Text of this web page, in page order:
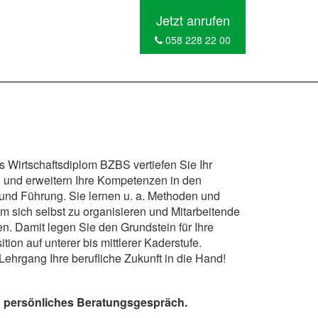
Jetzt anrufen
058 228 22 00
Wirtschaftsdiplom BZBS vertiefen Sie Ihr
erweitern Ihre Kompetenzen in den
Führung. Sie lernen u. a. Methoden und
sich selbst zu organisieren und Mitarbeitende
Damit legen Sie den Grundstein für Ihre
auf unterer bis mittlerer Kaderstufe.
Ihre berufliche Zukunft in die Hand!
Beratungsgespräch.